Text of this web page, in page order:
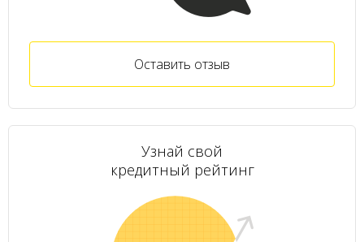
Оставить отзыв
Узнай свой
кредитный рейтинг